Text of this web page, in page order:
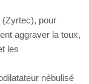
(Zyrtec), pour
aggraver la toux,
les
nébulisé